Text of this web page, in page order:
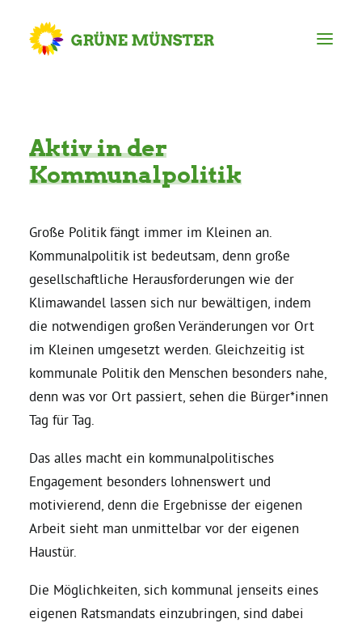
Kreisvorstand
Mitgliederversammlung
Ortsverbände
Satzung
Personen
Sylvia Rietenberg, MdB
Dorothea Deppermann, MdL
Aktivinder
Kommunalpolitik
Große Politik fängt immer im Kleinen an.
Kommunalpolitik ist bedeutsam, denn große
gesellschaftliche Herausforderungen wie der
Klimawandel lassen sich nur bewältigen, indem
die notwendigen großen Veränderungen vor Ort
im Kleinen umgesetzt werden. Gleichzeitig ist
kommunale Politik den Menschen besonders nahe,
denn was vor Ort passiert, sehen die Bürger*innen
Tag für Tag.
Das alles macht ein kommunalpolitisches
Engagement besonders lohnenswert und
motivierend, denn die Ergebnisse der eigenen
Arbeit sieht man unmittelbar vor der eigenen
Haustür.
Die Möglichkeiten, sich kommunal jenseits eines
eigenen Ratsmandats einzubringen, sind dabei